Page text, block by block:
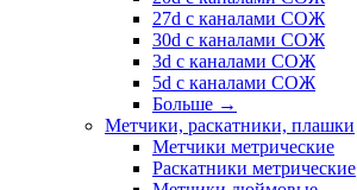
27d с каналами СОЖ
30d с каналами СОЖ
3d с каналами СОЖ
5d с каналами СОЖ
Больше →
Метчики, раскатники, плашки
Метчики метрические
Раскатники метрические